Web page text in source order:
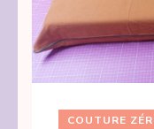
COUTURE